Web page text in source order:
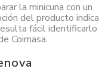
la minicuna con un
del producto indica
fácil identificarlo
Coimasa.